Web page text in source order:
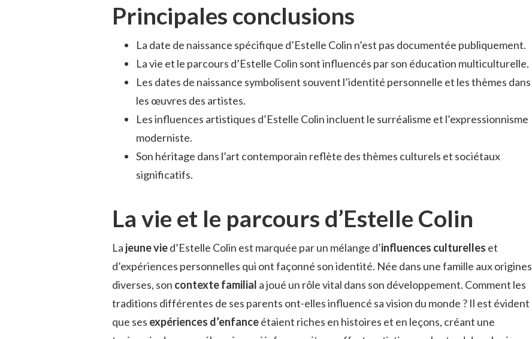
Principales conclusions
La date de naissance spécifique d’Estelle Colin n’est pas documentée publiquement.
La vie et le parcours d’Estelle Colin sont influencés par son éducation multiculturelle.
Les dates de naissance symbolisent souvent l’identité personnelle et les thèmes dans
les œuvres des artistes.
Les influences artistiques d’Estelle Colin incluent le surréalisme et l’expressionnisme
moderniste.
Son héritage dans l’art contemporain reflète des thèmes culturels et sociétaux
significatifs.
La vie et le parcours d’Estelle Colin
La jeune vied’Estelle Colin est marquée par un mélange d’influences culturelles et
d’expériences personnelles qui ont façonné son identité. Née dans une famille aux origines
diverses, son contexte familial a joué un rôle vital dans son développement. Comment les
traditions différentes de ses parents ont-elles influencé sa vision du monde ? Il est évident
que ses expériences d’enfanceétaient riches en histoires et en leçons, créant une